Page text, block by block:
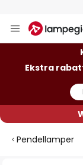
Hopp
til
Ekstra
Pendellamper